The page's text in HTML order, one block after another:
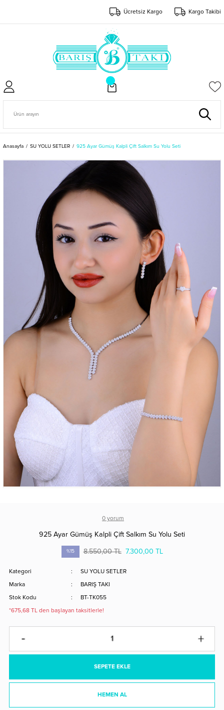
Ücretsiz Kargo Kargo Takibi
Anasayfa SU YOLU SETLER 925 Ayar Gümüş Kalpli Çift Salkım Su Yolu Seti
0 yorum
925 Ayar Gümüş Kalpli Çift Salkım Su Yolu Seti
%15 8.550,00 TL 7.300,00 TL
Kategori
SU YOLU SETLER
Marka
BARIŞ TAKI
Stok Kodu
BT-TK055
*675,68 TL den başlayan taksitlerle!
SEPETE EKLE
HEMEN AL